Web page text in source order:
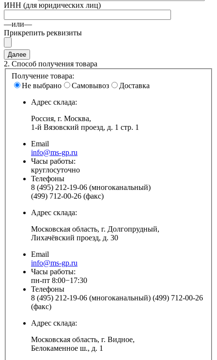
ИНН (для юридических лиц)
—или—
Прикрепить реквизиты
2. Способ получения товара
Получение товара:
Не выбрано
Самовывоз
Доставка
Адрес склада:
Россия, г. Москва,
1-й Вязовский проезд, д. 1 стр. 1
Email
info@ms-gp.ru
Часы работы:
круглосуточно
Телефоны
8 (495) 212-19-06 (многоканальный)
(499) 712-00-26 (факс)
Адрес склада:
Московская область, г. Долгопрудный,
Лихачёвский проезд, д. 30
Email
info@ms-gp.ru
Часы работы:
пн-пт 8:00−17:30
Телефоны
8 (495) 212-19-06 (многоканальный) (499) 712-00-26
(факс)
Адрес склада:
Московская область, г. Видное,
Белокаменное ш., д. 1